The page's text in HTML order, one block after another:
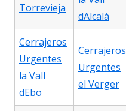
Torrevieja
dAlcalà
Cerrajeros
Urgentes
la Vall
dEbo
Cerrajeros
Urgentes
el Verger